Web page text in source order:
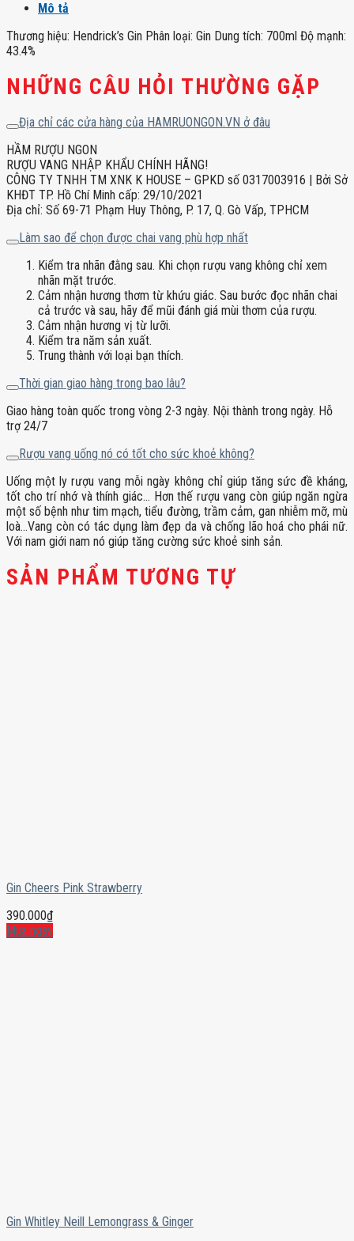
Mô tả
Thương hiệu: Hendrick’s Gin Phân loại: Gin Dung tích: 700ml Độ mạnh:
43.4%
NHỮNG CÂU HỎI THƯỜNG GẶP
Địa chỉ các cửa hàng của HAMRUONGON.VN ở đâu
HẦM RƯỢU NGON
RƯỢU VANG NHẬP KHẨU CHÍNH HÃNG!
CÔNG TY TNHH TM XNK K HOUSE – GPKD số 0317003916 | Bởi Sở
KHĐT TP. Hồ Chí Minh cấp: 29/10/2021
Địa chỉ: Số 69-71 Phạm Huy Thông, P. 17, Q. Gò Vấp, TPHCM
Làm sao để chọn được chai vang phù hợp nhất
Kiểm tra nhãn đằng sau. Khi chọn rượu vang không chỉ xem
nhãn mặt trước.
Cảm nhận hương thơm từ khứu giác. Sau bước đọc nhãn chai
cả trước và sau, hãy để mũi đánh giá mùi thơm của rượu.
Cảm nhận hương vị từ lưỡi.
Kiểm tra năm sản xuất.
Trung thành với loại bạn thích.
Thời gian giao hàng trong bao lâu?
Giao hàng toàn quốc trong vòng 2-3 ngày. Nội thành trong ngày. Hỗ
trợ 24/7
Rượu vang uống nó có tốt cho sức khoẻ không?
Uống một ly rượu vang mỗi ngày không chỉ giúp tăng sức đề kháng,
tốt cho trí nhớ và thính giác… Hơn thế rượu vang còn giúp ngăn ngừa
một số bệnh như tim mạch, tiểu đường, trầm cảm, gan nhiễm mỡ, mù
loà…Vang còn có tác dụng làm đẹp da và chống lão hoá cho phái nữ.
Với nam giới nam nó giúp tăng cường sức khoẻ sinh sản.
SẢN PHẨM TƯƠNG TỰ
Gin Cheers Pink Strawberry
390.000₫
Mua ngay
Gin Whitley Neill Lemongrass & Ginger